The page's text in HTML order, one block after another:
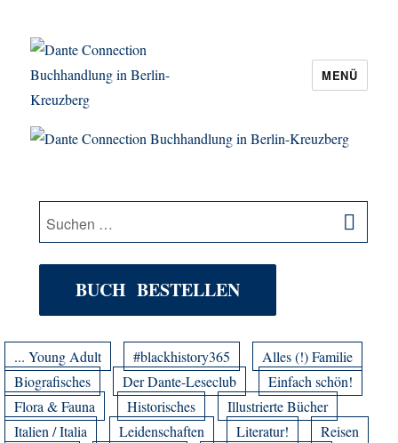
Dante Connection Buchhandlung in
MENÜ
Suche
nach:
BUCH BESTELLEN
... Young Adult #blackhistory365
Alles (!) Familie
Biografisches
Der Dante-Leseclub
Einfach schön!
Flora & Fauna
Historisches
Illustrierte Bücher
Italien / Italia
Leidenschaften Literatur!
Reisen